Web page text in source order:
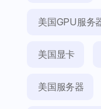
美国GPU服务
美国显卡
美国服务器